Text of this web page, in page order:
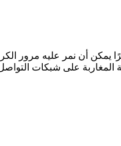
يمكن أن نمر عليه مرور